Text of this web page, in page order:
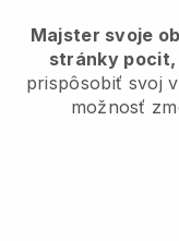
Majster svoje
stránky pocit,
prispôsobiť svoj
možnosť